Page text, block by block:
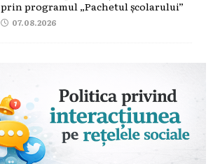
prin programul „Pachetul școlarului”
07.08.2026